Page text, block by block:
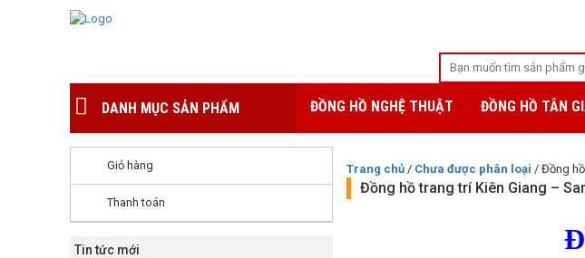
DANH MỤC SẢN PHẨM ĐỒNG HỒ NGHỆ THUẬT ĐỒNG HỒ TÂN
Giỏ hàng
Thanh toán
Tin tức mới
Trang chủ / Chưa được phân loại / Đồng
Đồng hồ trang trí Kiên Giang –